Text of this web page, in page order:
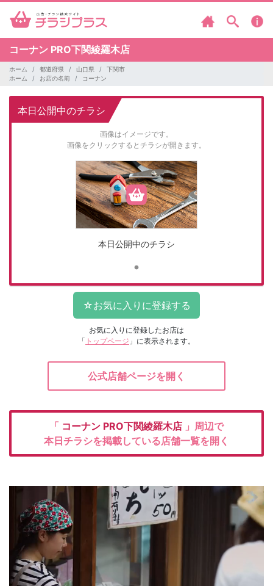
コーナン PRO下関綾羅木店
ホーム 都道府県 山口県
下関市
ホーム
お店の名前 コーナン
本日公開中のチラシ
画像はイメージです。
画像をクリックするとチラシが開きます。
本日公開中のチラシ
お気に入りに登録したお店は
「 トップページ 」に表示されます。
公式店舗ページを開く
「 コーナン PRO下関綾羅木店 」周辺で
本日チラシを掲載している店舗一覧を開く